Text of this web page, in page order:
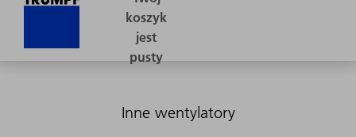
Inne wentylatory